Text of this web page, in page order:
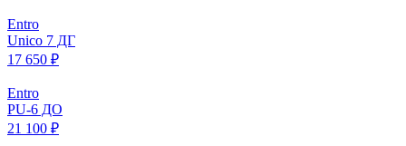
Entro
Unico 7 ДГ
17 650 ₽
Entro
PU-6 ДО
21 100 ₽